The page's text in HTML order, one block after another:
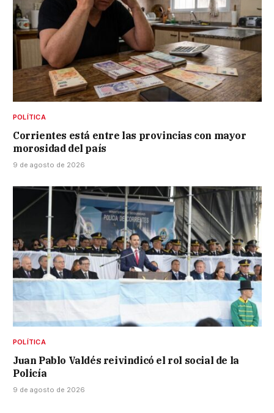
POLÍTICA
Corrientes está entre las provincias con mayor
morosidad del país
9 de agosto de 2026
POLÍTICA
Juan Pablo Valdés reivindicó el rol social de la
Policía
9 de agosto de 2026